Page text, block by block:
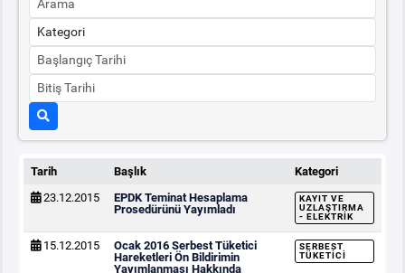
TEMİNAT
BÜLTENLER
DUYURULAR
BT HİZMET YÖNETİM SİSTEMİ POLİTİKAMIZ
Tarih Başlık
Kategori
23.12.2015
EPDK Teminat Hesaplama
Prosedürünü Yayımladı
KAYIT VE
UZLAŞTIRMA
- ELEKTRIK
15.12.2015
Ocak 2016 Serbest Tüketici
Hareketleri Ön Bildirimin
Yayımlanması Hakkında
SERBEST
TÜKETICI